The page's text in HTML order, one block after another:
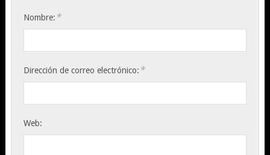
Nombre: *
Dirección de correo electrónico: *
Web: